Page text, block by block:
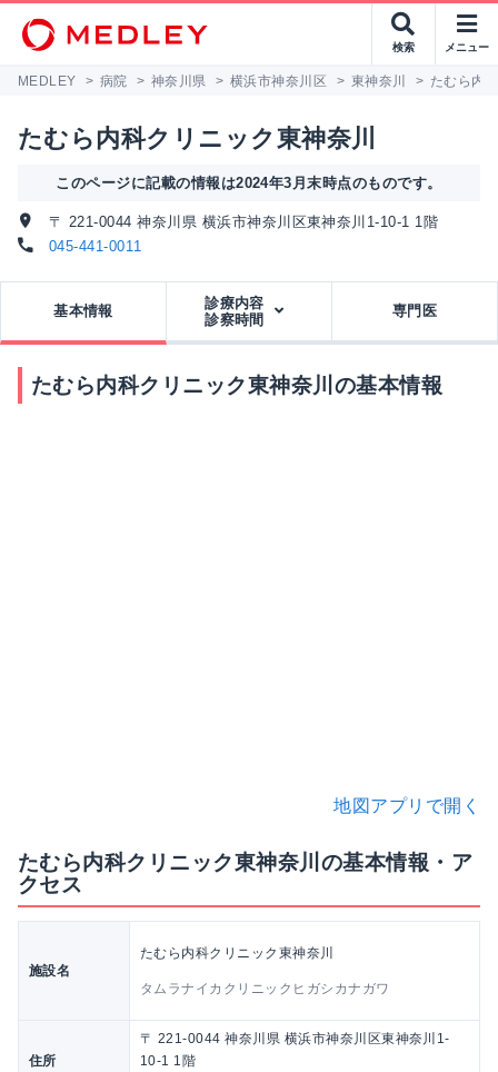
検索 メニュー
MEDLEY > 病院 > 神奈川県 > 横浜市神奈川区 > 東神奈川 > たむら内
たむら内科クリニック東神奈川
このページに記載の情報は2024年3月末時点のものです。
〒 221-0044 神奈川県 横浜市神奈川区東神奈川1-10-1 1階
045-441-0011
基本情報
診療内容
診察時間
専門医
たむら内科クリニック東神奈川の基本情報
地図アプリで開く
たむら内科クリニック東神奈川の基本情報・ア
クセス
施設名
たむら内科クリニック東神奈川
タムラナイカクリニックヒガシカナガワ
住所
〒 221-0044 神奈川県 横浜市神奈川区東神奈川1-
10-1 1階